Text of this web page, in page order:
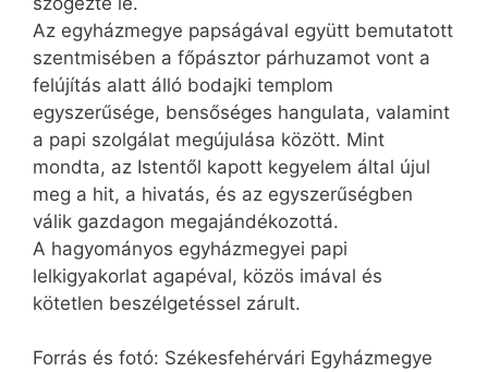
Az egyházmegye papságával együtt bemutatott
szentmisében a főpásztor párhuzamot vont a
felújítás alatt álló bodajki templom
egyszerűsége, bensőséges hangulata, valamint
a papi szolgálat megújulása között. Mint
mondta, az Istentől kapott kegyelem által újul
meg a hit, a hivatás, és az egyszerűségben
válik gazdagon megajándékozottá.
A hagyományos egyházmegyei papi
lelkigyakorlat agapéval, közös imával és
kötetlen beszélgetéssel zárult.
Forrás és fotó: Székesfehérvári Egyházmegye